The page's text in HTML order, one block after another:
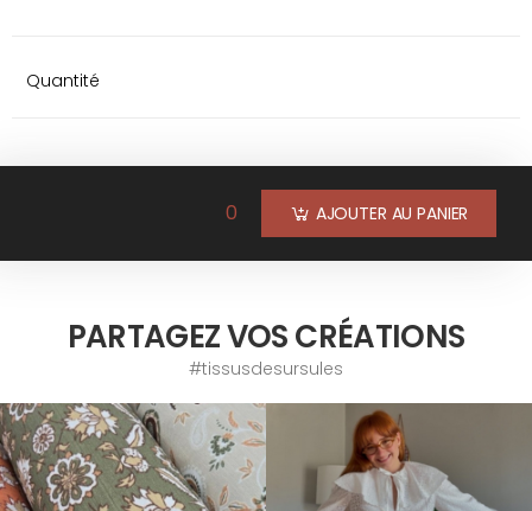
Quantité
0 AJOUTER AU PANIER
PARTAGEZ VOS CRÉATIONS
#tissusdesursules